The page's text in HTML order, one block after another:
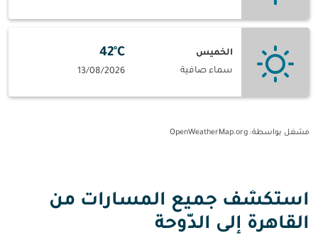
الخميس
سماء صافية
42°C
13/08/2026
مشغل بواسطة: OpenWeatherMap.org
استكشف جميع المسارات من
القاهرة إلى الدّوحة